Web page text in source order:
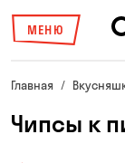
МЕНЮ
Главная
Чипсы к